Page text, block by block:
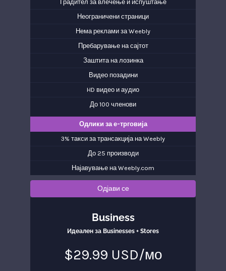
Градител за влечење и испуштање
Неограничени страници
Нема реклами за Weebly
Пребарување на сајтот
Заштита на лозинка
Видео позадини
HD видео и аудио
До 100 членови
Одлики за е-трговија
3% такси за трансакција на Weebly
До 25 производи
Најавување на Weebly.com
Одјави се
Business
Идеален за Businesses + Stores
$29.99 USD/мо